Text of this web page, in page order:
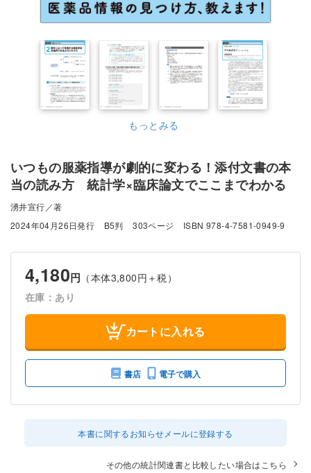
もっとみる
いつもの服薬指導が劇的に変わる！添付文書の本
当の読み方 統計学×臨床論文でここまでわかる
湧井宣行／著
2024年04月26日発行
B5判 303ページ ISBN 978-4-7581-0949-9
4,180円 （本体3,800円＋税）
在庫：あり
カートに入れる
書店 電子で購入
本書に関するお知らせメールに登録する
その他の統計関連書と比較したい場合はこちら